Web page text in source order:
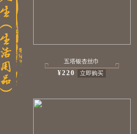
五塔银杏丝巾
¥220 立即购买